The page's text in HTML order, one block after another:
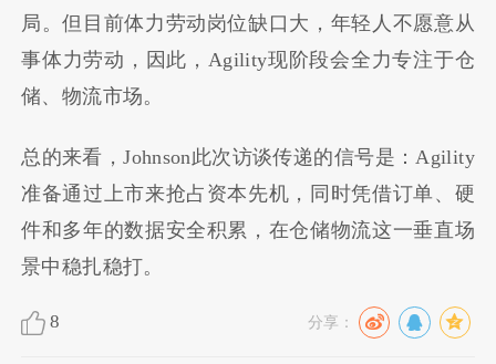
局。但目前体力劳动岗位缺口大，年轻人不愿意从
事体力劳动，因此，Agility现阶段会全力专注于仓
储、物流市场。
总的来看，Johnson此次访谈传递的信号是：Agility
准备通过上市来抢占资本先机，同时凭借订单、硬
件和多年的数据安全积累，在仓储物流这一垂直场
景中稳扎稳打。
8 分享：